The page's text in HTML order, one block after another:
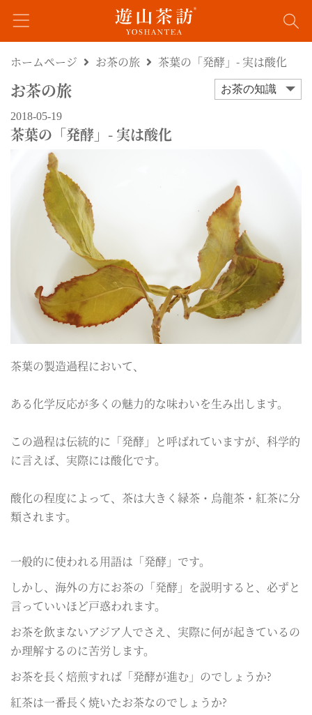
ホームページ お茶の旅 茶葉の「発酵」- 実は酸化
お茶の旅 お茶の知識
2018-05-19
茶葉の「発酵」- 実は酸化
茶葉の製造過程において、
ある化学反応が多くの魅力的な味わいを生み出します。
この過程は伝統的に「発酵」と呼ばれていますが、科学的
に言えば、実際には酸化です。
酸化の程度によって、茶は大きく緑茶・烏龍茶・紅茶に分
類されます。
一般的に使われる用語は「発酵」です。
しかし、海外の方にお茶の「発酵」を説明すると、必ずと
言っていいほど戸惑われます。
お茶を飲まないアジア人でさえ、実際に何が起きているの
か理解するのに苦労します。
お茶を長く焙煎すれば「発酵が進む」のでしょうか?
紅茶は一番長く焼いたお茶なのでしょうか?